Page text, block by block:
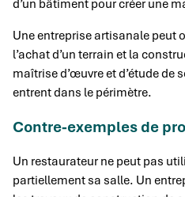
d’un bâtiment pour créer une
Une entreprise artisanale peut
l’achat d’un terrain et la
maîtrise d’œuvre et d’étude de
entrent dans le périmètre.
Contre-exemples de
Un restaurateur ne peut pas
partiellement sa salle. Un